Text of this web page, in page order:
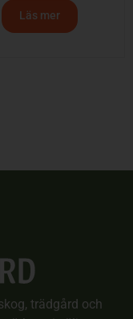
Läs mer
trädgård och